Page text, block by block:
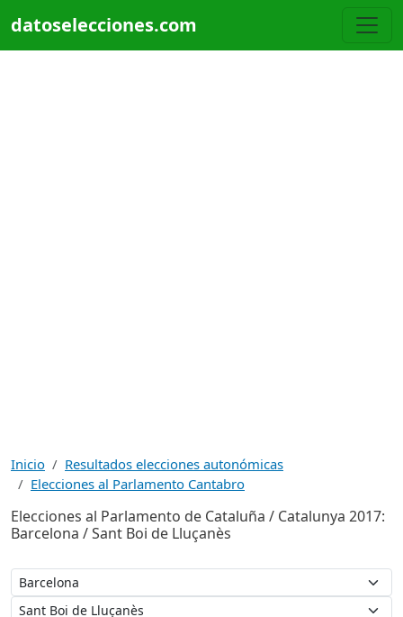
datoselecciones.com
Inicio
Resultados elecciones autonómicas
Elecciones al Parlamento Cantabro
Elecciones al Parlamento de Cataluña / Catalunya 2017:
Barcelona / Sant Boi de Lluçanès